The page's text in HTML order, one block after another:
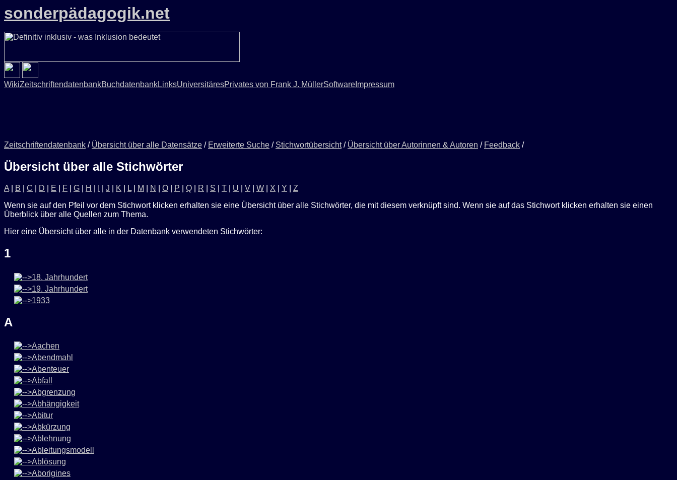
sonderpädagogik.net
WikiZeitschriftendatenbankBuchdatenbankLinksUniversitäresPrivates von Frank J. MüllerSoftware Impressum
Zeitschriftendatenbank / Übersicht über alle Datensätze / Erweiterte Suche / Stichwortübersicht/ Übersicht über Autorinnen & Autoren / Feedback /
Übersicht über alle Stichwörter
A B C D E F G H J K L M N O P Q R S T U V W X Y
Z
Wenn sie auf den Pfeil vor dem Stichwort klicken erhalten sie eine Übersicht über alle Stichwörter, die mit diesem verknüpft sind. Wenn sie auf das Stichwort klicken erhalten sie einen
Überblick über alle Quellen zum Thema.
Hier eine Übersicht über alle in der Datenbank verwendeten Stichwörter:
1
18. Jahrhundert
19. Jahrhundert
1933
A
Aachen
Abendmahl
Abenteuer
Abfall
Abgrenzung
Abhängigkeit
Abitur
Abkürzung
Ablehnung
Ableitungsmodell
Ablösung
Aborigines